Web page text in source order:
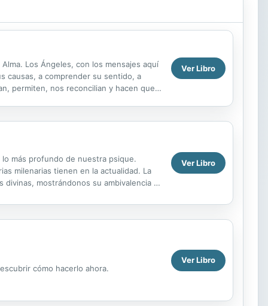
Los Ángeles, con los mensajes aquí
causas, a comprender su sentido, a
permiten, nos reconcilian y hacen que
Ver Libro
más profundo de nuestra psique.
milenarias tienen en la actualidad. La
mostrándonos su ambivalencia y
Ver Libro
cómo hacerlo ahora.
Ver Libro